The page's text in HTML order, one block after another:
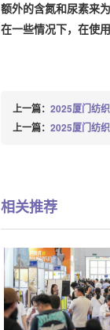
额外的含氮和尿素来
在一些情况下，在使
上一篇： 2025厦门纺
上一篇： 2025厦门纺
相关推荐